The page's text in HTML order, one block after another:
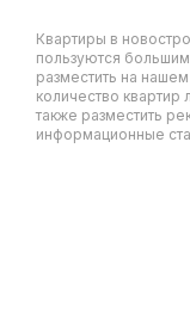
Квартиры в
пользуются
разместить на
количество квартир
также разместить
информационные